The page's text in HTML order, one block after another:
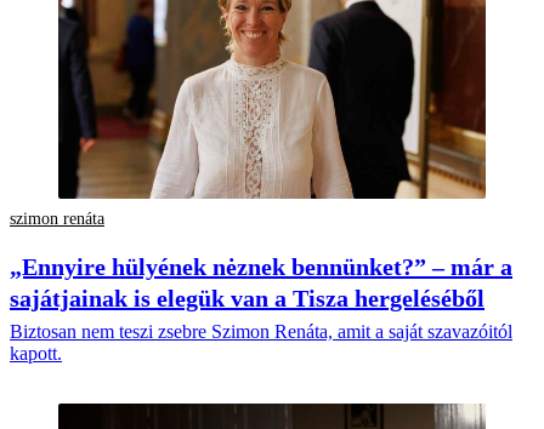
szimon renáta
„Ennyire hülyének nėznek bennünket?” – már a
sajátjainak is elegük van a Tisza hergeléséből
Biztosan nem teszi zsebre Szimon Renáta, amit a saját szavazóitól
kapott.